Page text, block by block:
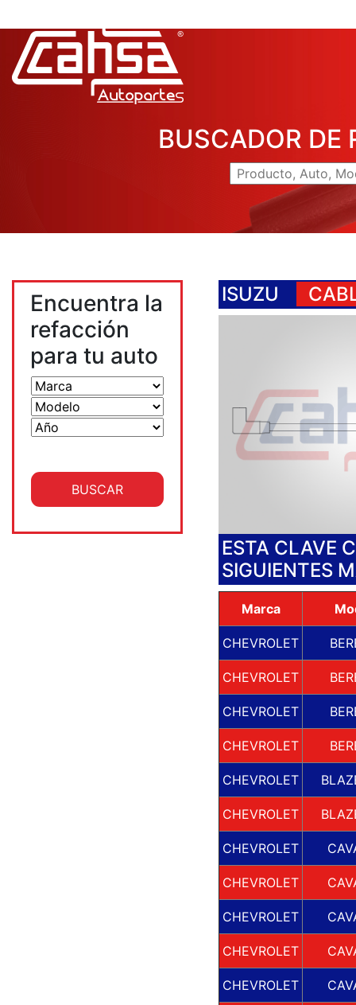
BUSCADOR DE
Encuentra la
refacción
para tu auto
ISUZU
ESTA CLAVE
SIGUIENTES
Marca
CHEVROLET
CHEVROLET
CHEVROLET
CHEVROLET
CHEVROLET
CHEVROLET
CHEVROLET
CHEVROLET
CHEVROLET
CHEVROLET
CHEVROLET